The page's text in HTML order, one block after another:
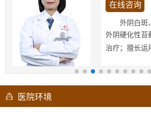
在线咨询
外阴白斑
外阴硬化性苔
治疗；擅长运
医院环境